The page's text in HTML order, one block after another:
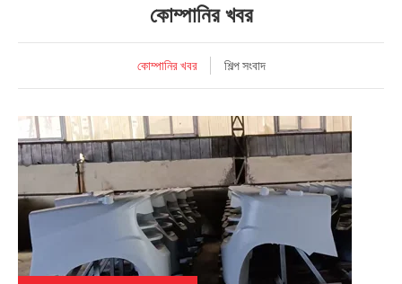
কোম্পানির খবর
কোম্পানির খবর শিল্প সংবাদ